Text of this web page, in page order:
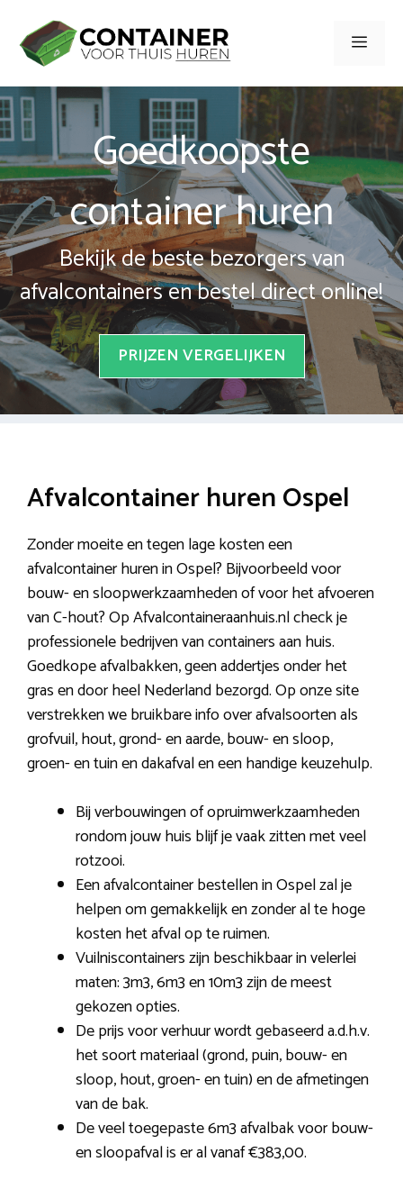
naar
inhoud
Menu
Goedkoopste
container huren
Bekijk de beste bezorgers van
afvalcontainers en bestel direct online!
PRIJZEN VERGELIJKEN
Afvalcontainer huren Ospel
Zonder moeite en tegen lage kosten een
afvalcontainer huren in Ospel? Bijvoorbeeld voor
bouw- en sloopwerkzaamheden of voor het afvoeren
van C-hout? Op Afvalcontaineraanhuis.nl check je
professionele bedrijven van containers aan huis.
Goedkope afvalbakken, geen addertjes onder het
gras en door heel Nederland bezorgd. Op onze site
verstrekken we bruikbare info over afvalsoorten als
grofvuil, hout, grond- en aarde, bouw- en sloop,
groen- en tuin en dakafval en een handige keuzehulp.
Bij verbouwingen of opruimwerkzaamheden
rondom jouw huis blijf je vaak zitten met veel
rotzooi.
Een afvalcontainer bestellen in Ospel zal je
helpen om gemakkelijk en zonder al te hoge
kosten het afval op te ruimen.
Vuilniscontainers zijn beschikbaar in velerlei
maten: 3m3, 6m3 en 10m3 zijn de meest
gekozen opties.
De prijs voor verhuur wordt gebaseerd a.d.h.v.
het soort materiaal (grond, puin, bouw- en
sloop, hout, groen- en tuin) en de afmetingen
van de bak.
De veel toegepaste 6m3 afvalbak voor bouw-
en sloopafval is er al vanaf €383,00.